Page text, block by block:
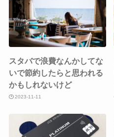
スタバで浪費なんかしてな
いで節約したらと思われる
かもしれないけど
2023-11-11